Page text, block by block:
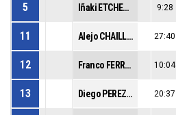
5 Iñaki ETCHEVERRY 9:28
11 Alejo CHAILLOU 27:40
12 Franco FERRER 10:04
13 Diego PEREZ DIAZ 20:37